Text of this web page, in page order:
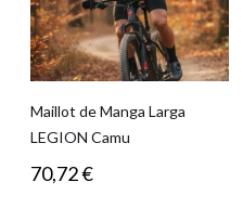
Maillot de Manga Larga
LEGION Camu
70,72€